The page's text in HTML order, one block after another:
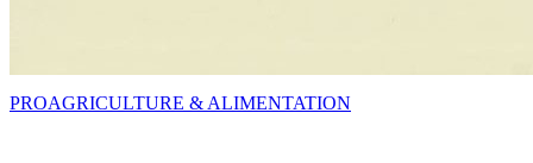
PROAGRICULTURE & ALIMENTATION